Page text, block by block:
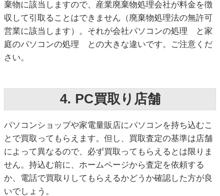
棄物に該当しますので、産業廃棄物処理会社が料金を徴
収して引取ることはできません（廃棄物処理法の無許可
営業に該当します）。それが会社パソコンの処理 と家
庭のパソコンの処理 との大きな違いです。ご注意くだ
さい。
4. PC買取り店舗
パソコンショップや家電量販店にパソコンを持ち込むこ
とで買取ってもらえます。但し、買取査定の基準は店舗
によって異なるので、必ず買取ってもらえるとは限りま
せん。持込む前に、ホームページから査定を依頼する
か、電話で買取りしてもらえるかどうか確認した方が良
いでしょう。